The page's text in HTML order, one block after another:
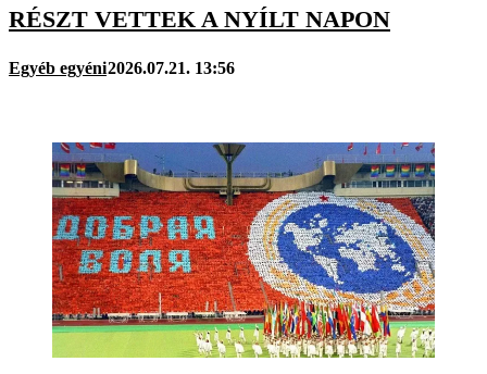
RÉSZT VETTEK A NYÍLT NAPON
Egyéb egyéni2026.07.21. 13:56